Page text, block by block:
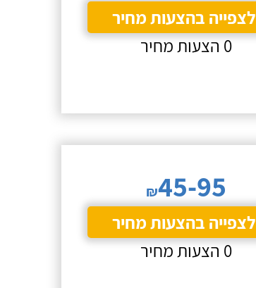
לצפייה בהצעות מחיר
0 הצעות מחיר
₪45-95
לצפייה בהצעות מחיר
0 הצעות מחיר